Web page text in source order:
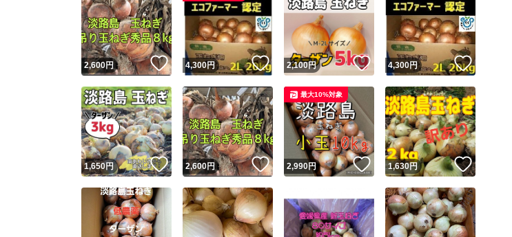
2,600円 いいね！
4,300円 いいね！
2,100円 いいね！
4,300円 いいね！
1,650円 いいね！
2,600円 いいね！
2,990円 いいね！
最大10%対象
1,630円 いいね！